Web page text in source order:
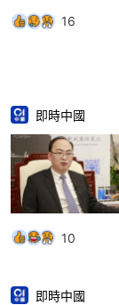
16
即時中國
10
即時中國